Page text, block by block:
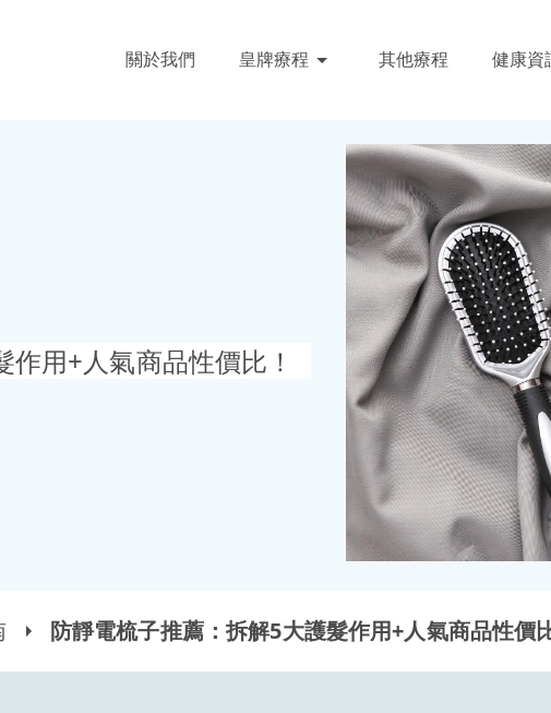
關於我們 皇牌療程 其他療程 健康資
用+人氣商品性價比！
防靜電梳子推薦：拆解5大護髮作用+人氣商品性價